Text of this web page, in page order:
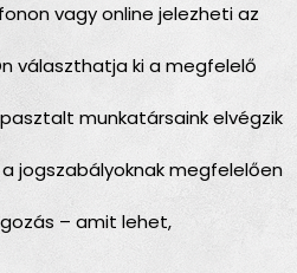
vagy online jelezheti az
választhatja ki a megfelelő
munkatársaink elvégzik
jogszabályoknak megfelelően
– amit lehet,